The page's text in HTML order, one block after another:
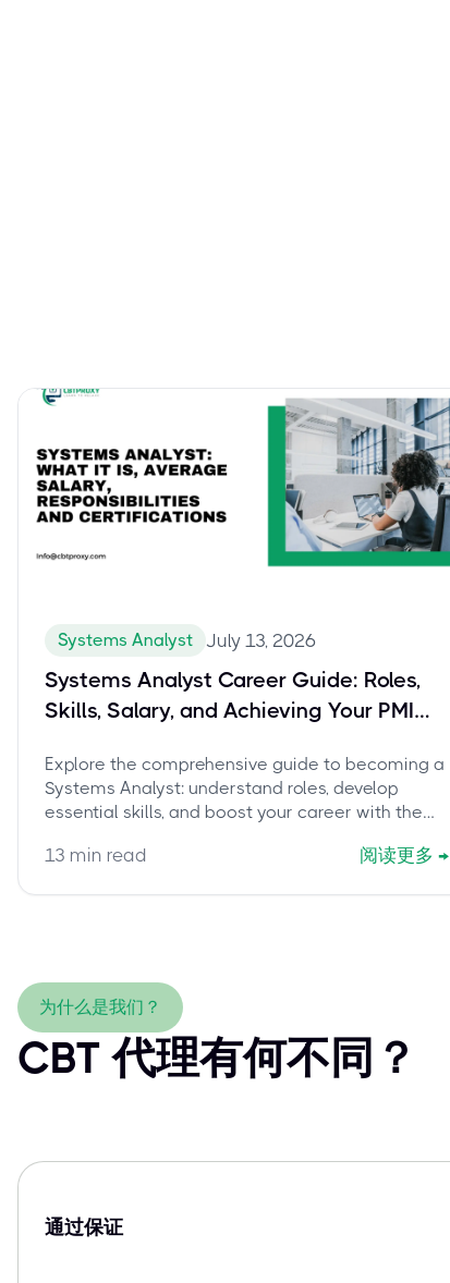
Systems Analyst July 13, 2026
Systems Analyst Career Guide: Roles,
Skills, Salary, and Achieving Your PMI
Explore the comprehensive guide to becoming a
Systems Analyst: understand roles, develop
essential skills, and boost your career with the
cbtproxy.com helps you pass.
13 min read 阅读更多 →
为什么是我们？
CBT 代理有何不同？
通过保证